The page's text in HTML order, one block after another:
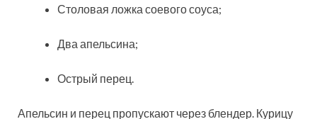
Столовая ложка соевого соуса;
Два апельсина;
Острый перец.
Апельсин и перец пропускают через блендер. Курицу